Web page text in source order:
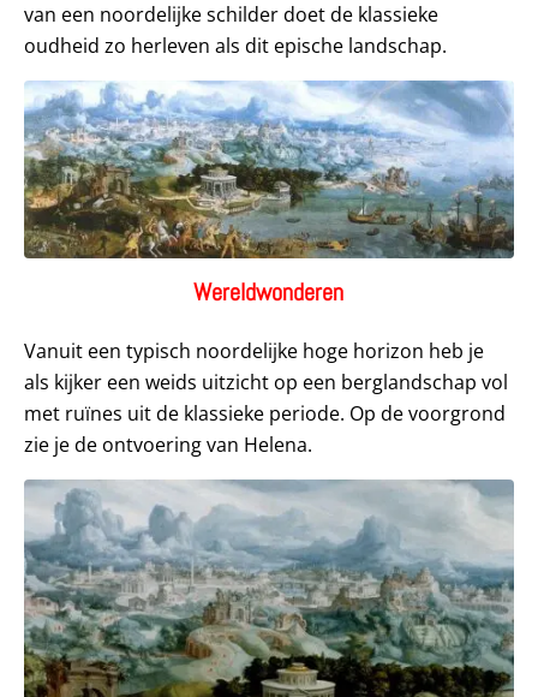
van een noordelijke schilder doet de klassieke
oudheid zo herleven als dit epische landschap.
Wereldwonderen
Vanuit een typisch noordelijke hoge horizon heb je
als kijker een weids uitzicht op een berglandschap vol
met ruïnes uit de klassieke periode. Op de voorgrond
zie je de ontvoering van Helena.